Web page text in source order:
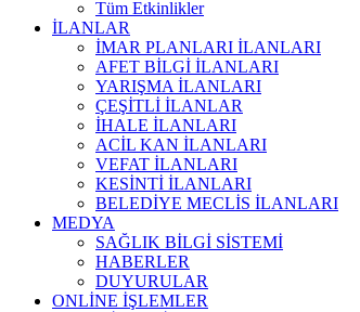
Tüm Etkinlikler
İLANLAR
İMAR PLANLARI İLANLARI
AFET BİLGİ İLANLARI
YARIŞMA İLANLARI
ÇEŞİTLİ İLANLAR
İHALE İLANLARI
ACİL KAN İLANLARI
VEFAT İLANLARI
KESİNTİ İLANLARI
BELEDİYE MECLİS İLANLARI
MEDYA
SAĞLIK BİLGİ SİSTEMİ
HABERLER
DUYURULAR
ONLİNE İŞLEMLER